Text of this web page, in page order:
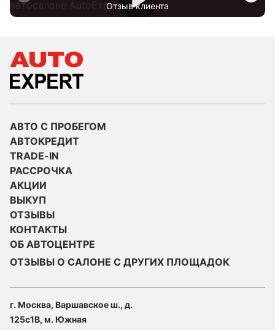
Отзыв клиента
АВТО С ПРОБЕГОМ
АВТОКРЕДИТ
TRADE-IN
РАССРОЧКА
АКЦИИ
ВЫКУП
ОТЗЫВЫ
КОНТАКТЫ
ОБ АВТОЦЕНТРЕ
ОТЗЫВЫ О САЛОНЕ С ДРУГИХ ПЛОЩАДОК
г. Москва, Варшавское ш., д.
125с1В, м. Южная